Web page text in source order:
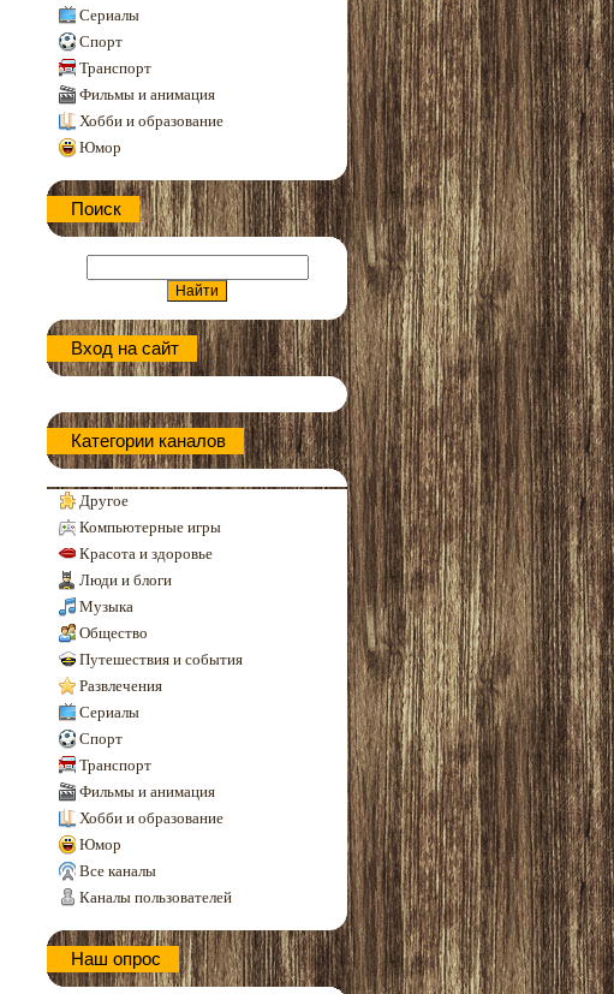
Сериалы
Спорт
Транспорт
Фильмы и анимация
Хобби и образование
Юмор
Поиск
Вход на сайт
Категории каналов
Другое
Компьютерные игры
Красота и здоровье
Люди и блоги
Музыка
Общество
Путешествия и события
Развлечения
Сериалы
Спорт
Транспорт
Фильмы и анимация
Хобби и образование
Юмор
Все каналы
Каналы пользователей
Наш опрос